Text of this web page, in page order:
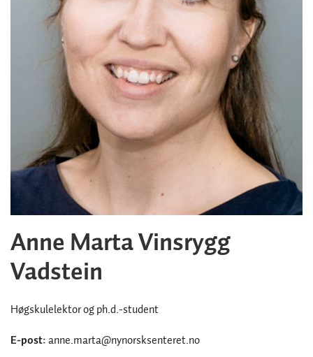
Anne Marta Vinsrygg
Vadstein
Høgskulelektor og ph.d.-student
E-post:anne.marta@nynorsksenteret.no